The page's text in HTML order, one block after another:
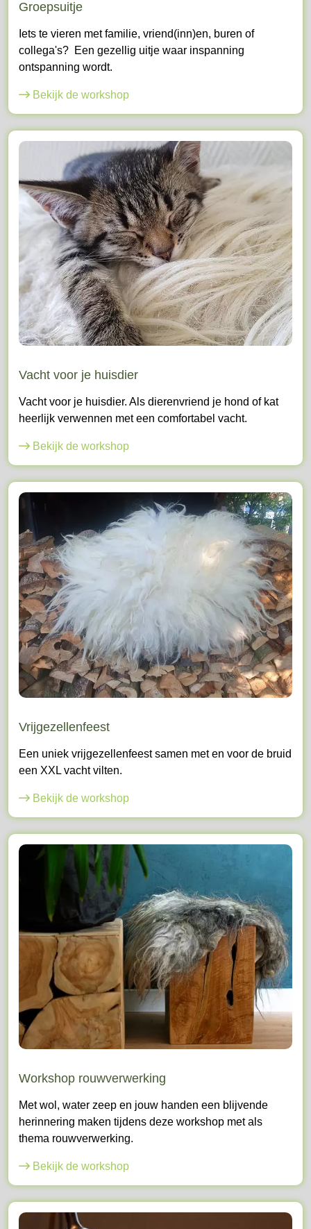
Groepsuitje
Iets te vieren met familie, vriend(inn)en, buren of
collega's? Een gezellig uitje waar inspanning
ontspanning wordt.
Bekijk de workshop
Vacht voor je huisdier
Vacht voor je huisdier. Als dierenvriend je hond of kat
heerlijk verwennen met een comfortabel vacht.
Bekijk de workshop
Vrijgezellenfeest
Een uniek vrijgezellenfeest samen met en voor de bruid
een XXL vacht vilten.
Bekijk de workshop
Workshop rouwverwerking
Met wol, water zeep en jouw handen een blijvende
herinnering maken tijdens deze workshop met als
thema rouwverwerking.
Bekijk de workshop